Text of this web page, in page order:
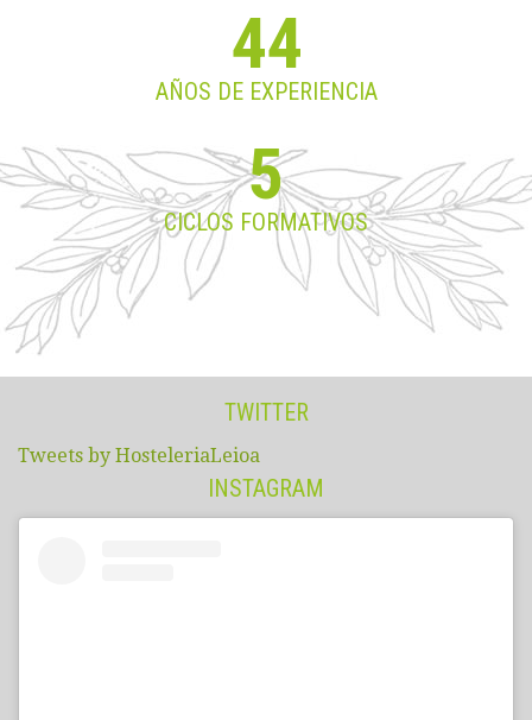
44
AÑOS DE EXPERIENCIA
5
CICLOS FORMATIVOS
TWITTER
Tweets by HosteleriaLeioa
INSTAGRAM